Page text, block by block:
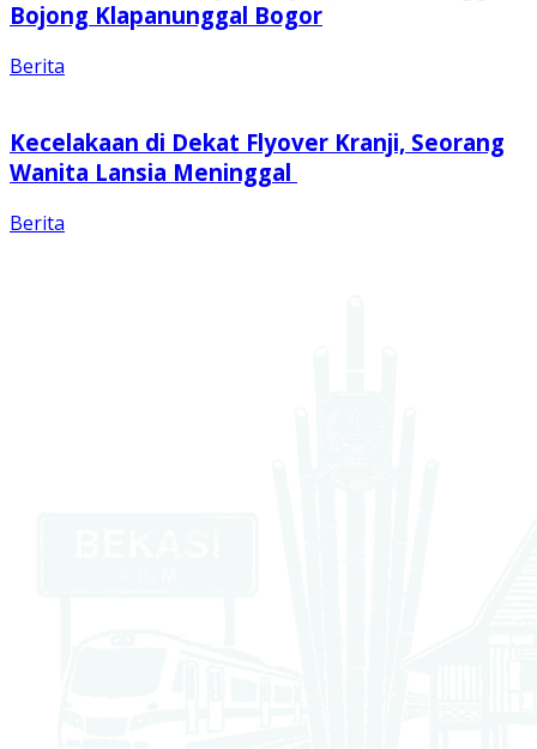
Bojong Klapanunggal Bogor
Berita
Kecelakaan di Dekat Flyover Kranji, Seorang
Wanita Lansia Meninggal
Berita